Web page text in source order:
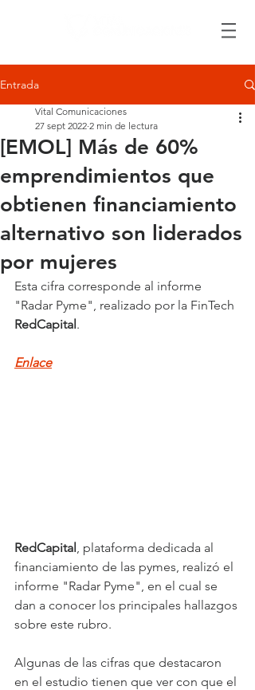
Entrada
[EMOL] Más de 60%
emprendimientos que
obtienen financiamiento
alternativo son liderados
por mujeres
Vital Comunicaciones
27 sept 2022 2 min de lectura
Esta cifra corresponde al informe
"Radar Pyme", realizado por la FinTech
RedCapital.
Enlace
RedCapital , plataforma dedicada al
financiamiento de las pymes, realizó el
informe "Radar Pyme", en el cual se
dan a conocer los principales hallazgos
sobre este rubro.
Algunas de las cifras que destacaron
en el estudio tienen que ver con que el